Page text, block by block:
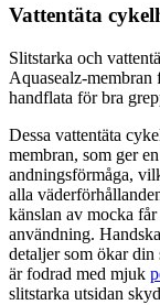
Vattentäta
Slitstarka och
Aquasealz-
handflata för bra gre
Dessa vattentäta
membran, som ger
andningsförmåga,
alla
känslan av mocka
användning.
detaljer som ökar
är fodrad med mjuk
slitstarka utsidan